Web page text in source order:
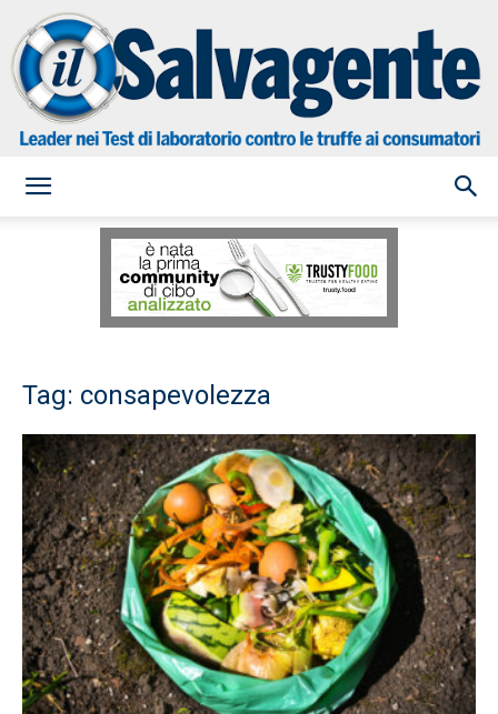
Salvagente
Tag: consapevolezza